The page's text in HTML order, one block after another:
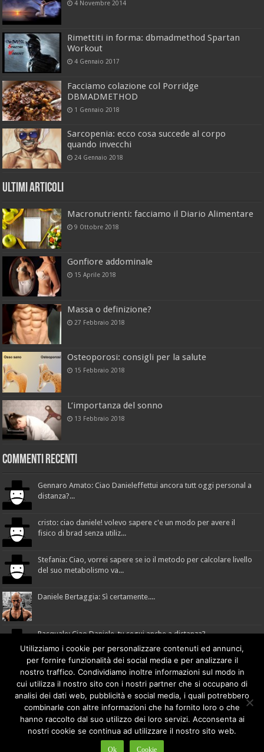
4 Novembre 2014
Rimettiti in forma: dbmadmethod Spartan
Workout
4 Gennaio 2017
Facciamo colazione col Porridge
DBMADMETHOD
1 Gennaio 2018
Sarcopenia: ecco cosa succede al corpo
quando invecchi
24 Gennaio 2018
Ultimi Articoli
Macronutrienti: facciamo il Diario Alimentare
9 Ottobre 2018
Gonfiore addominale
15 Aprile 2018
Massa o definizione?
27 Febbraio 2018
Osteoporosi: consigli per la salute
15 Febbraio 2018
L’importanza del sonno
13 Febbraio 2018
Commenti recenti
Gennaro Amato: Ciao Danieleffettui ancora tutt oggi personal a
distanza?...
cristo: ciao daniele! volevo sapere c'e un modo per avere il
fisico di brad senza utiliz...
Stefania: Ciao, vorrei sapere se io il metodo per calcolare livello
del suo metabolismo va...
Daniele Bertaggia: Sì certamente....
Pasquale: Ciao Daniele, tu segui anche a distanza?...
Made with by comunicafacile.eu
DB - Mad Method© Copyright 2018 Daniele Bertaggia |
info@danielebertaggia.it
| +39 328 1127947 | P.IVA: 01491610299 |
Utilizziamo i cookie per personalizzare contenuti ed annunci,
per fornire funzionalità dei social media e per analizzare il
nostro traffico. Condividiamo inoltre informazioni sul modo in
cui utilizza il nostro sito con i nostri partner che si occupano di
analisi dei dati web, pubblicità e social media, i quali potrebbero
combinarle con altre informazioni che ha fornito loro o che
hanno raccolto dal suo utilizzo dei loro servizi. Acconsenta ai
nostri cookie se continua ad utilizzare il nostro sito web.
Ok Cookie